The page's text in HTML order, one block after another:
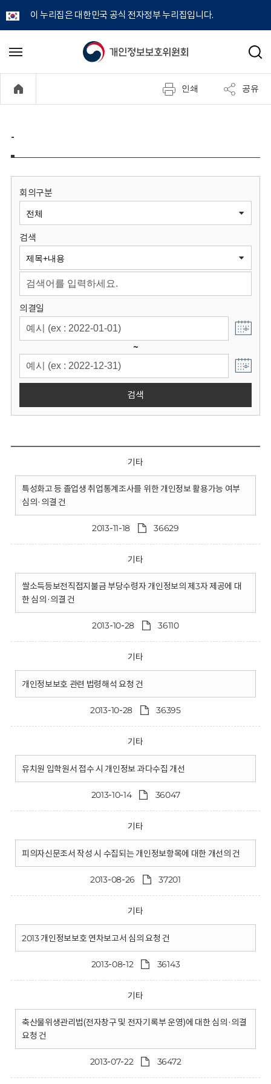
이 누리집은 대한민국 공식 전자정부 누리집입니다.
개
정
보
원
회
메
기
검
인쇄 공유
-
회의구분
검색
의결일
~
검색
기타
특성화고 등 졸업생 취업통계조사를 위한 개인정보 활용가능 여부
심의·의결 건
2013-11-18 36629
기타
쌀소득등보전직접지불금 부당수령자 개인정보의 제3자 제공에 대
한 심의·의결 건
2013-10-28 36110
기타
개인정보보호 관련 법령해석 요청 건
2013-10-28 36395
기타
유치원 입학원서 접수 시 개인정보 과다수집 개선
2013-10-14 36047
기타
피의자신문조서 작성 시 수집되는 개인정보항목에 대한 개선의 건
2013-08-26 37201
기타
2013 개인정보보호 연차보고서 심의 요청 건
2013-08-12 36143
기타
축산물위생관리법(전자창구 및 전자기록부 운영)에 대한 심의·의결
요청 건
2013-07-22 36472